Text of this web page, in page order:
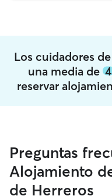
Los cuidadores
una media de 4
reservar
Preguntas
Alojamiento
de Herreros